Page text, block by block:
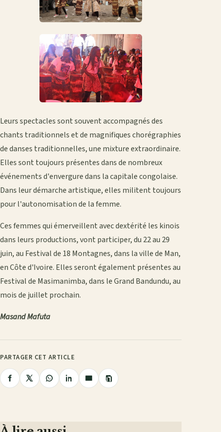
Leurs spectacles sont souvent accompagnés des
chants traditionnels et de magnifiques chorégraphies
de danses traditionnelles, une mixture extraordinaire.
Elles sont toujours présentes dans de nombreux
événements d'envergure dans la capitale congolaise.
Dans leur démarche artistique, elles militent toujours
pour l'autonomisation de la femme.
Ces femmes qui émerveillent avec dextérité les kinois
dans leurs productions, vont participer, du 22 au 29
juin, au Festival de 18 Montagnes, dans la ville de Man,
en Côte d'Ivoire. Elles seront également présentes au
Festival de Masimanimba, dans le Grand Bandundu, au
mois de juillet prochain.
Masand Mafuta
PARTAGER CET ARTICLE
PartagerPartagerPartagerPartagerPartager
Copier
le